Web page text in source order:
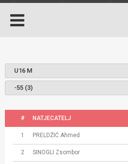
# NATJECATELJ
1 PRELDŽIĆ Ahmed
2 SINOGLI Zsombor